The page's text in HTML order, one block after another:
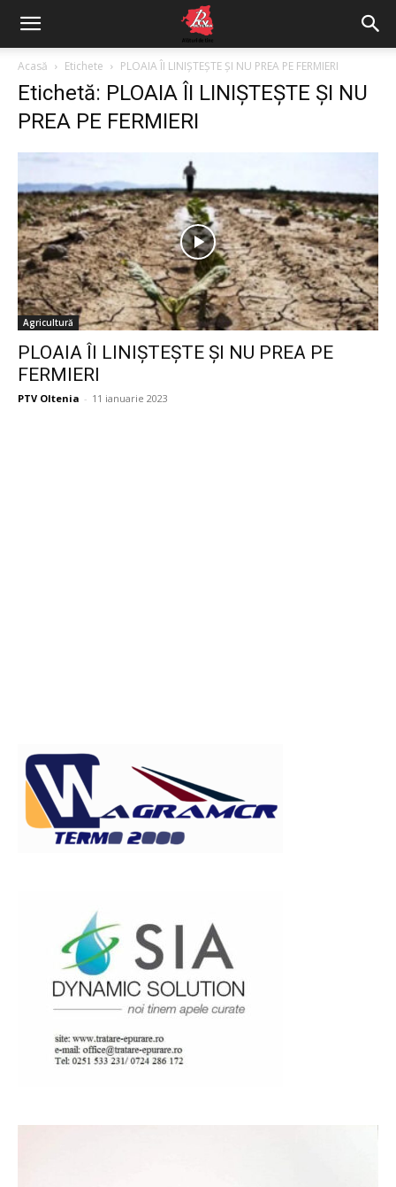
Acasă Etichete PLOAIA ÎI LINIȘTEȘTE ȘI NU PREA PE FERMIERI
Etichetă: PLOAIA ÎI LINIȘTEȘTE ȘI NU
PREA PE FERMIERI
Agricultură
PLOAIA ÎI LINIȘTEȘTE ȘI NU PREA PE
FERMIERI
PTV Oltenia - 11 ianuarie 2023